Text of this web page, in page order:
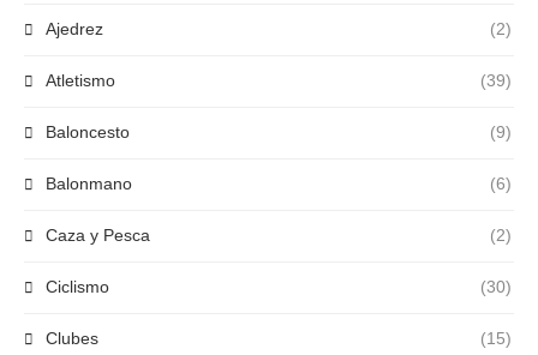
Ajedrez (2)
Atletismo (39)
Baloncesto (9)
Balonmano (6)
Caza y Pesca (2)
Ciclismo (30)
Clubes (15)